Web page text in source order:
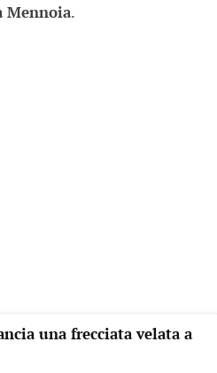
Mennoia.
una frecciata velata a